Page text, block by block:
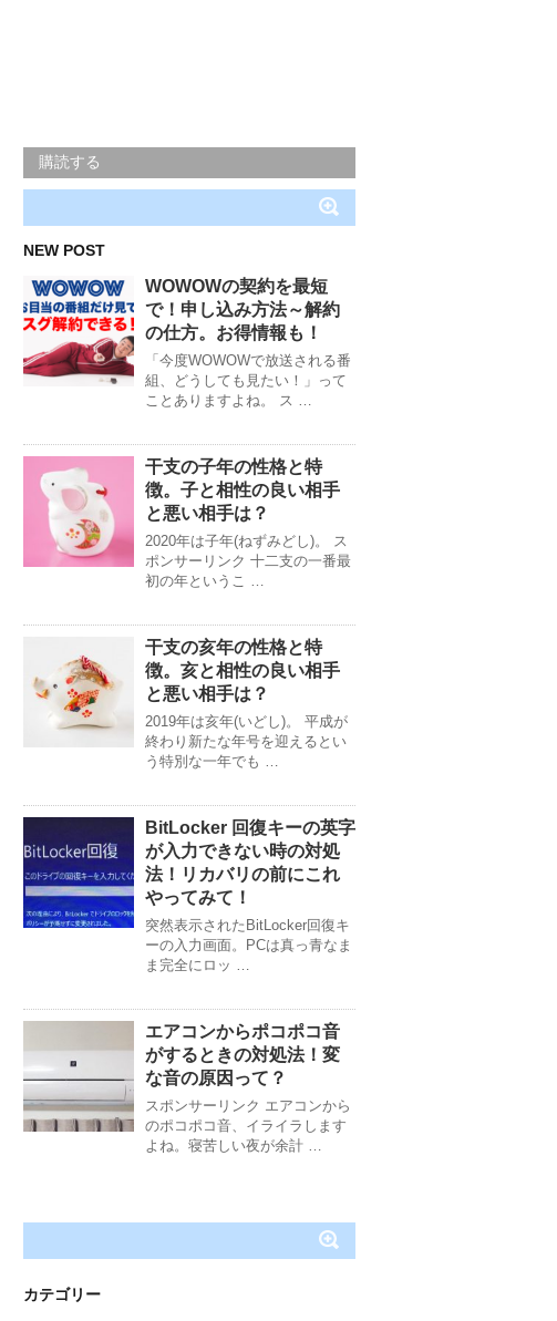
購読する
NEW POST
WOWOWの契約を最短
で！申し込み方法～解約
の仕方。お得情報も！
「今度WOWOWで放送される番
組、どうしても見たい！」って
ことありますよね。 ス …
干支の子年の性格と特
徴。子と相性の良い相手
と悪い相手は？
2020年は子年(ねずみどし)。 ス
ポンサーリンク 十二支の一番最
初の年というこ …
干支の亥年の性格と特
徴。亥と相性の良い相手
と悪い相手は？
2019年は亥年(いどし)。 平成が
終わり新たな年号を迎えるとい
う特別な一年でも …
BitLocker 回復キーの英字
が入力できない時の対処
法！リカバリの前にこれ
やってみて！
突然表示されたBitLocker回復キ
ーの入力画面。PCは真っ青なま
ま完全にロッ …
エアコンからポコポコ音
がするときの対処法！変
な音の原因って？
スポンサーリンク エアコンから
のポコポコ音、イライラします
よね。寝苦しい夜が余計 …
カテゴリー